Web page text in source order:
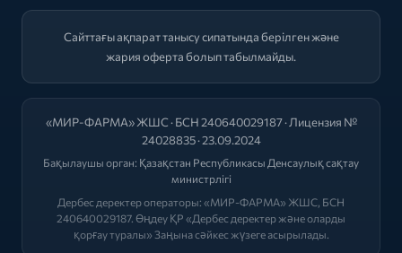
Сайттағы ақпарат танысу сипатында берілген және
жария оферта болып табылмайды.
«МИР-ФАРМА» ЖШС · БСН 240640029187 · Лицензия №
24028835 · 23.09.2024
Бақылаушы орган: Қазақстан Республикасы Денсаулық сақтау
министрлігі
Дербес деректер операторы: «МИР-ФАРМА» ЖШС, БСН
240640029187. Өңдеу ҚР «Дербес деректер және оларды
қорғау туралы» Заңына сәйкес жүзеге асырылады.